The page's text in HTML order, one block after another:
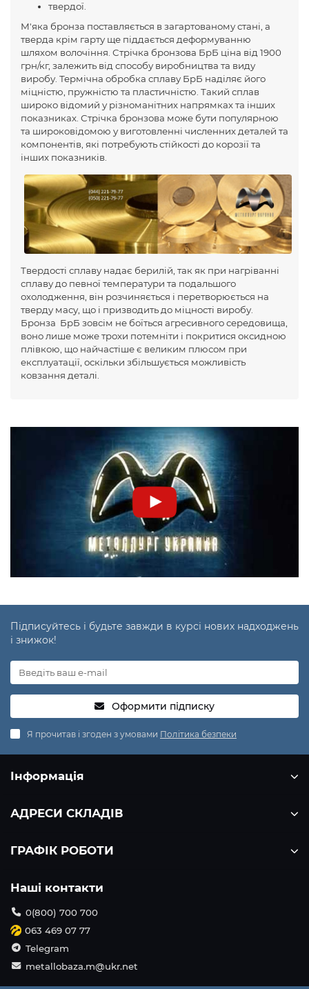
твердої.
М'яка бронза поставляється в загартованому стані, а
тверда крім гарту ще піддається деформуванню
шляхом волочіння. Стрічка бронзова БрБ ціна від 1900
грн/кг, залежить від способу виробництва та виду
виробу. Термічна обробка сплаву БрБ наділяє його
міцністю, пружністю та пластичністю. Такий сплав
широко відомий у різноманітних напрямках та інших
показниках. Стрічка бронзова може бути популярною
та широковідомою у виготовленні численних деталей та
компонентів, які потребують стійкості до корозії та
інших показників.
Твердості сплаву надає берилій, так як при нагріванні
сплаву до певної температури та подальшого
охолодження, він розчиняється і перетворюється на
тверду масу, що і призводить до міцності виробу.
Бронза БрБ зовсім не боїться агресивного середовища,
воно лише може трохи потемніти і покритися оксидною
плівкою, що найчастіше є великим плюсом при
експлуатації, оскільки збільшується можливість
ковзання деталі.
Підписуйтесь і будьте завжди в курсі нових надходжень
і знижок!
Оформити підписку
Я прочитав і згоден з умовами Політика безпеки
Інформація
АДРЕСИ СКЛАДІВ
ГРАФІК РОБОТИ
Наші контакти
0(800) 700 700
063 469 07 77
Telegram
metallobaza.m@ukr.net